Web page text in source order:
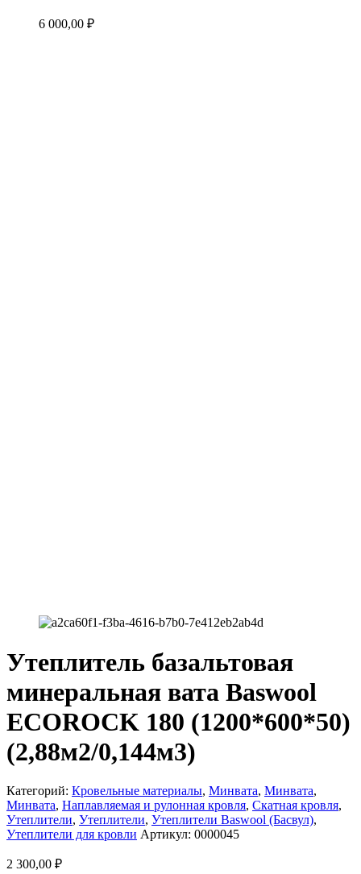
6 000,00 ₽
Утеплитель базальтовая
минеральная вата Baswool
ECOROCK 180 (1200*600*50)
(2,88м2/0,144м3)
Категорий: Кровельные материалы, Минвата, Минвата,
Минвата, Наплавляемая и рулонная кровля, Скатная кровля,
Утеплители, Утеплители, Утеплители Baswool (Басвул),
Утеплители для кровли Артикул: 0000045
2 300,00 ₽